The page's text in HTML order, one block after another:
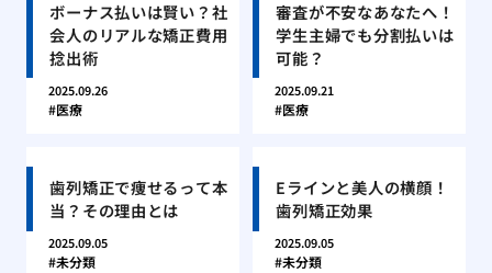
ボーナス払いは賢い？社
会人のリアルな矯正費用
捻出術
2025.09.26
医療
審査が不安なあなたへ！
学生主婦でも分割払いは
可能？
2025.09.21
医療
歯列矯正で痩せるって本
当？その理由とは
2025.09.05
未分類
Eラインと美人の横顔！
歯列矯正効果
2025.09.05
未分類